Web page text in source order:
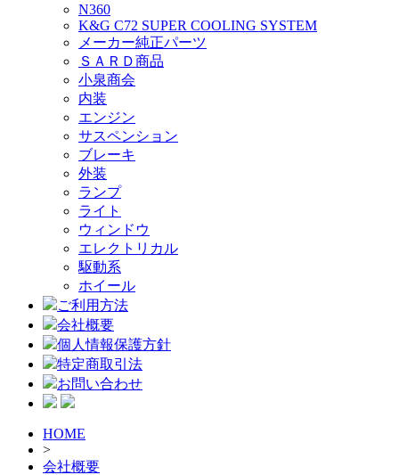
N360
K&G C72 SUPER COOLING SYSTEM
メーカー純正パーツ
ＳＡＲＤ商品
小泉商会
内装
エンジン
サスペンション
ブレーキ
外装
ランプ
ライト
ウィンドウ
エレクトリカル
駆動系
ホイール
ご利用方法
会社概要
個人情報保護方針
特定商取引法
お問い合わせ
HOME
>
会社概要